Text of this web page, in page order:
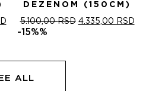
ТРЕНУТНА
ЦЕНА
DEZENOM (150CM)
5.100,00RSD ОРИГИНАЛНА
4.335,00 RSD
-15%%
ALL